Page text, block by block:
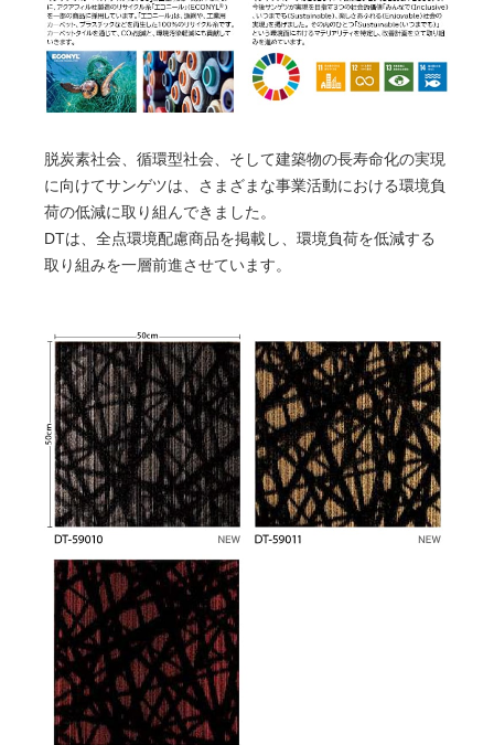
脱炭素社会、循環型社会、そして建築物の長寿命化の実現
に向けてサンゲツは、さまざまな事業活動における環境負
荷の低減に取り組んできました。
DTは、全点環境配慮商品を掲載し、環境負荷を低減する
取り組みを一層前進させています。